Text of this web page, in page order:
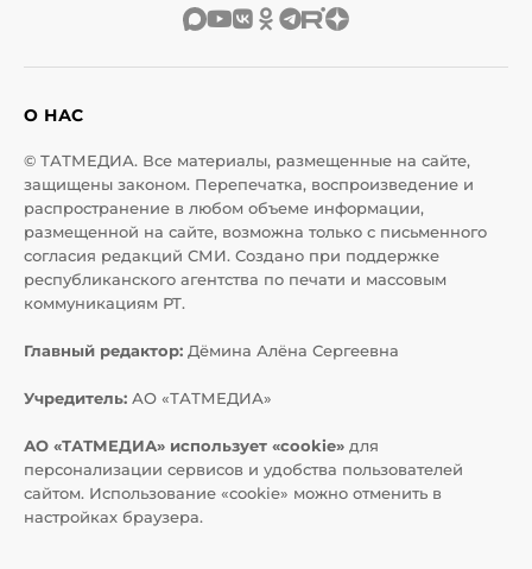
О НАС
© ТАТМЕДИА. Все материалы, размещенные на сайте,
защищены законом. Перепечатка, воспроизведение и
распространение в любом объеме информации,
размещенной на сайте, возможна только с письменного
согласия редакций СМИ. Создано при поддержке
республиканского агентства по печати и массовым
коммуникациям РТ.
Главный редактор: Дёмина Алёна Сергеевна
Учредитель: АО «ТАТМЕДИА»
АО «ТАТМЕДИА» использует «cookie» для
персонализации сервисов и удобства пользователей
сайтом. Использование «cookie» можно отменить в
настройках браузера.